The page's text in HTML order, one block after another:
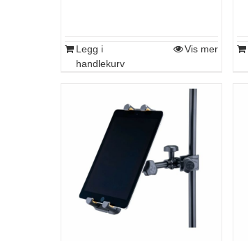
Legg i
handlekurv
Vis mer